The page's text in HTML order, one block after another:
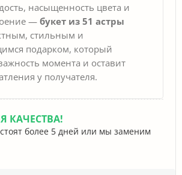
насыщенность цвета и
— букет из 51 астры
стильным и
подарком, который
момента и оставит
у получателя.
КАЧЕСТВА!
более 5 дней или мы заменим